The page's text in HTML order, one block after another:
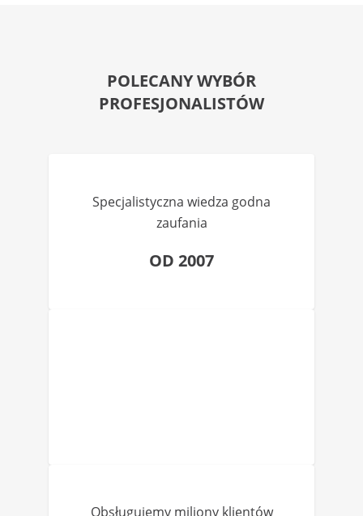
POLECANY WYBÓR
PROFESJONALISTÓW
Specjalistyczna wiedza godna
zaufania
OD 2007
Obsługujemy miliony klientów